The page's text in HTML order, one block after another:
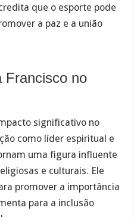
que o esporte pode
a paz e a união
Francisco no
significativo no
como líder espiritual e
uma figura influente
e culturais. Ele
promover a importância
para a inclusão